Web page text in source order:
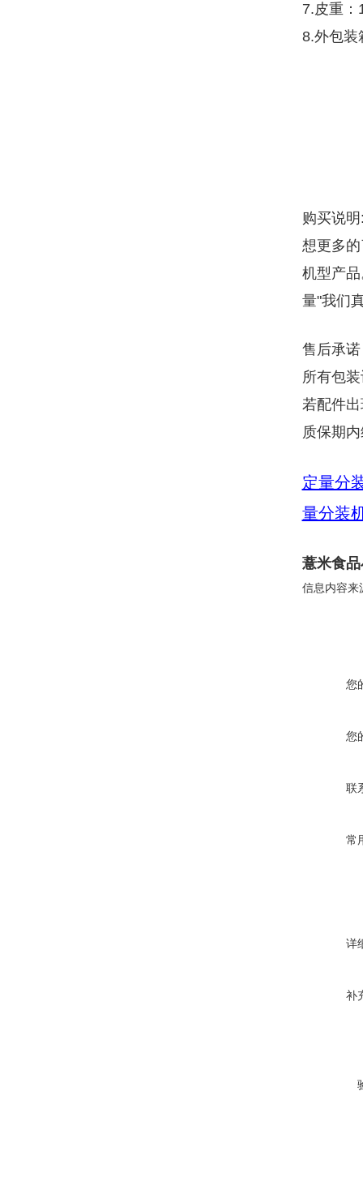
7.皮重：
8.外包装
购买说明
想更多
机型产
量"我们
售后承
所有包
若配件
质保期
定量分
量分装
薏米食
信息内容来
您
您
联
常
详
补